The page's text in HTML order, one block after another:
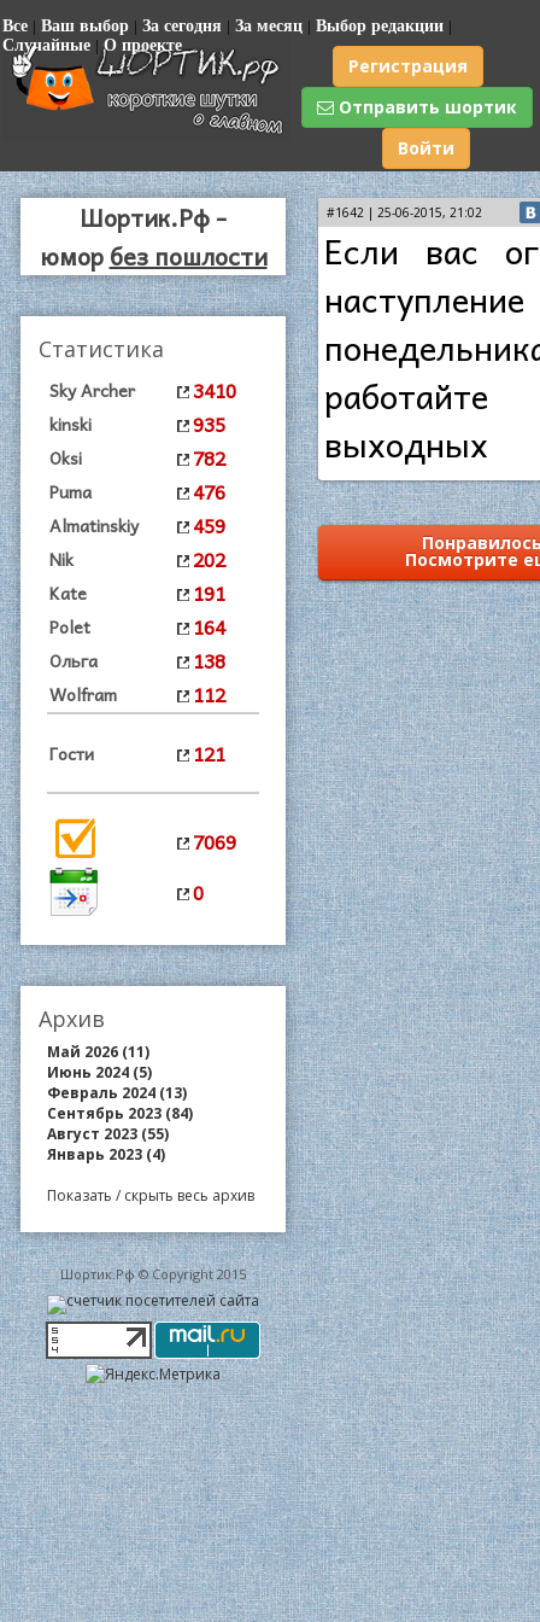
Все | Ваш выбор | За сегодня | За месяц | Выбор редакции |
Случайные | О проекте
Регистрация
Отправить шортик
Войти
Шортик.Рф -
юморбез пошлости
Статистика
Sky Archer 3410
kinski 935
Oksi 782
Puma 476
Almatinskiy 459
Nik 202
Kate 191
Polet 164
Ольга 138
Wolfram 112
Гости 121
7069
0
Архив
Май 2026 (11)
Июнь 2024 (5)
Февраль 2024 (13)
Сентябрь 2023 (84)
Август 2023 (55)
Январь 2023 (4)
Показать / скрыть весь архив
Шортик.Рф © Copyright 2015
#1642 | 25-06-2015, 21:02
Если вас
наступление
выходных
Посмотрите